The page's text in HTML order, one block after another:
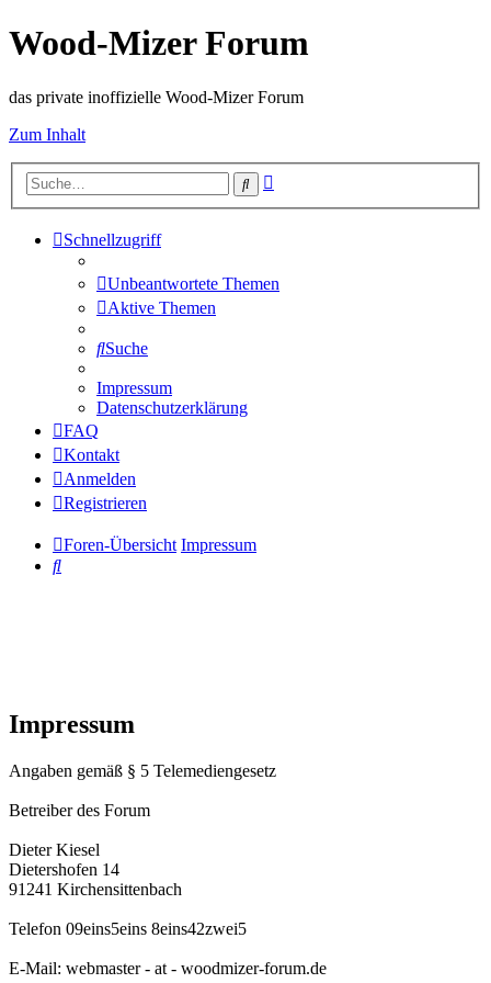
Wood-Mizer Forum
das private inoffizielle Wood-Mizer Forum
Zum Inhalt
Suche
Schnellzugriff
Unbeantwortete Themen
Aktive Themen
Suche
Impressum
Datenschutzerklärung
FAQ
Kontakt
Anmelden
Registrieren
Foren-Übersicht Impressum
Suche
Impressum
Angaben gemäß § 5 Telemediengesetz
Betreiber des Forum
Dieter Kiesel
Dietershofen 14
91241 Kirchensittenbach
Telefon 09eins5eins 8eins42zwei5
E-Mail: webmaster - at - woodmizer-forum.de